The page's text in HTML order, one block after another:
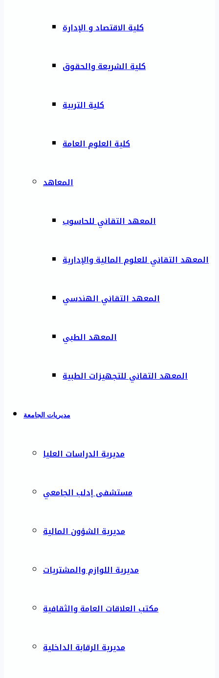
كلية الاقتصاد و الإدارة
كلية الشريعة والحقوق
كلية التربية
كلية العلوم العامة
المعاهد
المعهد التقاني للحاسوب
المعهد التقاني للعلوم المالية والإدارية
المعهد التقاني الهندسي
المعهد الطبي
المعهد التقاني للتجهيزات الطبية
مديريات الجامعة
مديرية الدراسات العليا
مستشفى إدلب الجامعي
مديرية الشؤون المالية
مديرية اللوازم والمشتريات
مكتب العلاقات العامة والثقافية
مديرية الرقابة الداخلية